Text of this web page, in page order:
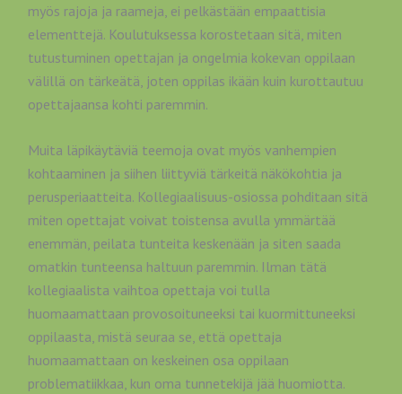
myös rajoja ja raameja, ei pelkästään empaattisia
elementtejä. Koulutuksessa korostetaan sitä, miten
tutustuminen opettajan ja ongelmia kokevan oppilaan
välillä on tärkeätä, joten oppilas ikään kuin kurottautuu
opettajaansa kohti paremmin.
Muita läpikäytäviä teemoja ovat myös vanhempien
kohtaaminen ja siihen liittyviä tärkeitä näkökohtia ja
perusperiaatteita. Kollegiaalisuus-osiossa pohditaan sitä
miten opettajat voivat toistensa avulla ymmärtää
enemmän, peilata tunteita keskenään ja siten saada
omatkin tunteensa haltuun paremmin. Ilman tätä
kollegiaalista vaihtoa opettaja voi tulla
huomaamattaan provosoituneeksi tai kuormittuneeksi
oppilaasta, mistä seuraa se, että opettaja
huomaamattaan on keskeinen osa oppilaan
problematiikkaa, kun oma tunnetekijä jää huomiotta.